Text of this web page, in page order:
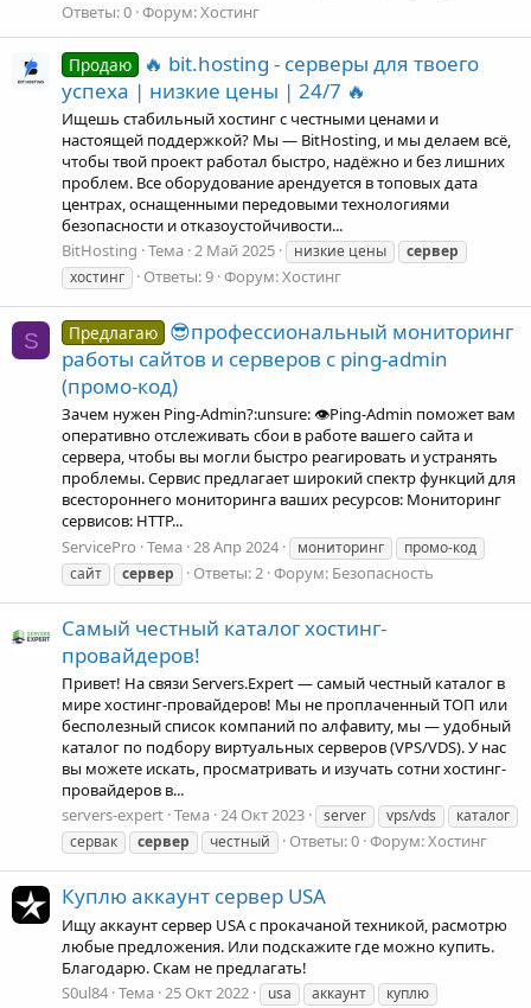
Ответы: 0 Форум:Хостинг
Продаю
🔥 bit.hosting - cерверы для твоего
успеха | низкие цены | 24/7 🔥
Ищешь стабильный хостинг с честными ценами и
настоящей поддержкой? Мы — BitHosting, и мы делаем всё,
чтобы твой проект работал быстро, надёжно и без лишних
проблем. Все оборудование арендуется в топовых дата
центрах, оснащенными передовыми технологиями
безопасности и отказоустойчивости...
BitHosting Тема 2 Май 2025 низкие цены
сервер
хостинг
Ответы: 9 Форум:Хостинг
S Предлагаю 😎профессиональный мониторинг
работы сайтов и серверов c ping-admin
(промо-код)
Зачем нужен Ping-Admin?:unsure: 👁️Ping-Admin поможет вам
оперативно отслеживать сбои в работе вашего сайта и
сервера, чтобы вы могли быстро реагировать и устранять
проблемы. Сервис предлагает широкий спектр функций для
всестороннего мониторинга ваших ресурсов: Мониторинг
сервисов: HTTP...
ServicePro Тема 28 Апр 2024 мониторинг
промо-код
сайт
сервер Ответы: 2 Форум: Безопасность
Самый честный каталог хостинг-
провайдеров!
Привет! На связи Servers.Expert — самый честный каталог в
мире хостинг-провайдеров! Мы не проплаченный ТОП или
бесполезный список компаний по алфавиту, мы ― удобный
каталог по подбору виртуальных серверов (VPS/VDS). У нас
вы можете искать, просматривать и изучать сотни хостинг-
провайдеров в...
servers-expert Тема 24 Окт 2023 server vps/vds
каталог
сервак
сервер честный Ответы: 0 Форум:Хостинг
Куплю аккаунт сервер USA
Ищу аккаунт сервер USA с прокачаной техникой, расмотрю
любые предложения. Или подскажите где можно купить.
Благодарю. Скам не предлагать!
S0ul84 Тема 25 Окт 2022 usa аккаунт куплю